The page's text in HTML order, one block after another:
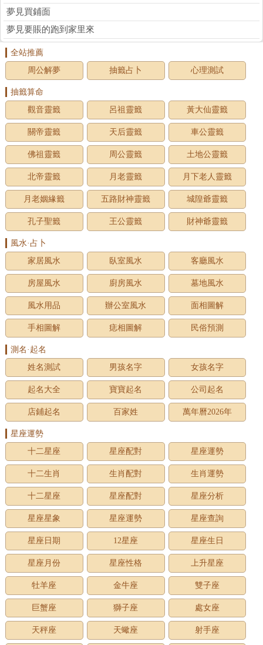
夢見買鋪面
夢見要賬的跑到家里來
全站推薦
周公解夢
抽籤占卜 心理測試
抽籤算命
觀音靈籤
呂祖靈籤 黃大仙靈籤
關帝靈籤 天后靈籤 車公靈籤
佛祖靈籤 周公靈籤 土地公靈籤
北帝靈籤 月老靈籤 月下老人靈籤
月老姻緣籤 五路財神靈籤 城隍爺靈籤
孔子聖籤 王公靈籤 財神爺靈籤
風水·占卜
家居風水
臥室風水 客廳風水
房屋風水 廚房風水 墓地風水
風水用品 辦公室風水 面相圖解
手相圖解 痣相圖解 民俗預測
測名·起名
姓名測試
男孩名字 女孩名字
起名大全 寶寶起名 公司起名
店鋪起名 百家姓 萬年曆2026年
星座運勢
十二星座
星座配對 星座運勢
十二生肖 生肖配對 生肖運勢
十二星座 星座配對 星座分析
星座星象 星座運勢 星座查詢
星座日期 12星座 星座生日
星座月份 星座性格 上升星座
牡羊座 金牛座 雙子座
巨蟹座 獅子座 處女座
天秤座 天蠍座 射手座